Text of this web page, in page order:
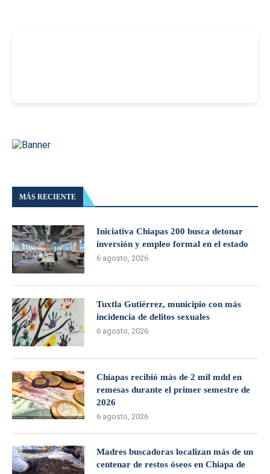
MÁS RECIENTE
Iniciativa Chiapas 200 busca detonar
inversión y empleo formal en el estado
6 agosto, 2026
Tuxtla Gutiérrez, municipio con más
incidencia de delitos sexuales
6 agosto, 2026
Chiapas recibió más de 2 mil mdd en
remesas durante el primer semestre de
2026
6 agosto, 2026
Madres buscadoras localizan más de un
centenar de restos óseos en Chiapa de